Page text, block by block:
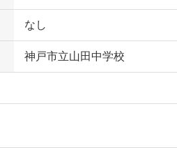
なし
神戸市立山田中学校